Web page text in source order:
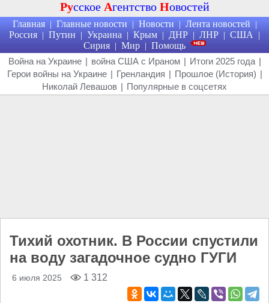
Русское Агентство Новостей
Главная | Главные новости | Новости | Лента новостей |
Россия | Путин | Украина | Крым | ДНР | ЛНР | США |
Сирия | Мир | Помощь
Война на Украине | война США с Ираном | Итоги 2025 года |
Герои войны на Украине | Гренландия | Прошлое (История) |
Николай Левашов | Популярные в соцсетях
Тихий охотник. В России спустили
на воду загадочное судно ГУГИ
6 июля 2025 1 312